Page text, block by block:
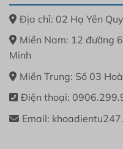
Địa chỉ: 02 Hạ Yên
Miền Nam: 12 đường
Minh
Miền Trung: Số 03
Điện thoại:
Email: